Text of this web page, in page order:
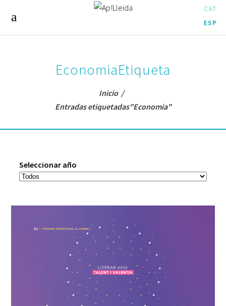
CAT
ESP
EconomiaEtiqueta
Inicio/
Entradas etiquetadas"Economia"
Seleccionar año